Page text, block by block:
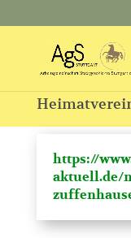
https://
aktuell.de/